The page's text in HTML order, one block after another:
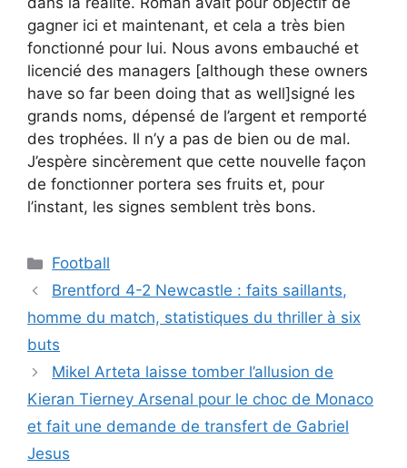
gagner ici et maintenant, et cela a très bien
fonctionné pour lui. Nous avons embauché et
licencié des managers [although these owners
have so far been doing that as well]signé les
grands noms, dépensé de l’argent et remporté
des trophées. Il n’y a pas de bien ou de mal.
J’espère sincèrement que cette nouvelle façon
de fonctionner portera ses fruits et, pour
l’instant, les signes semblent très bons.
Catégories
Football
Brentford 4-2 Newcastle : faits saillants,
homme du match, statistiques du thriller à six
buts
Mikel Arteta laisse tomber l’allusion de
Kieran Tierney Arsenal pour le choc de Monaco
et fait une demande de transfert de Gabriel
Jesus